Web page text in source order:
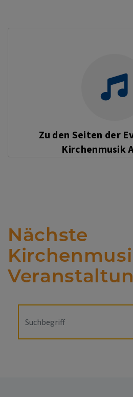
Zu den Seiten der
Kirchenmusik
Nächste